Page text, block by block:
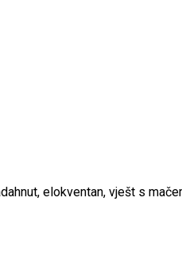
elokventan, vješt s